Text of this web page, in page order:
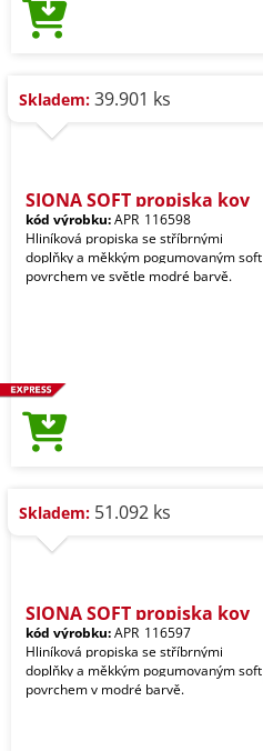
Skladem: 39.901 ks
SIONA SOFT propiska kov
kód výrobku:APR_116598
Hliníková propiska se stříbrnými
doplňky a měkkým pogumovaným soft
povrchem ve světle modré barvě.
Skladem: 51.092 ks
SIONA SOFT propiska kov
kód výrobku:APR_116597
Hliníková propiska se stříbrnými
doplňky a měkkým pogumovaným soft
povrchem v modré barvě.